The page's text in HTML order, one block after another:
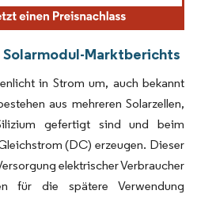
Marktberichts
in Strom um, auch bekannt
aus mehreren Solarzellen,
gefertigt sind und beim
(DC) erzeugen. Dieser
elektrischer Verbraucher
für die spätere Verwendung